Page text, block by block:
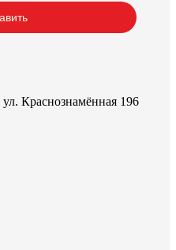
Краснознамённая 196